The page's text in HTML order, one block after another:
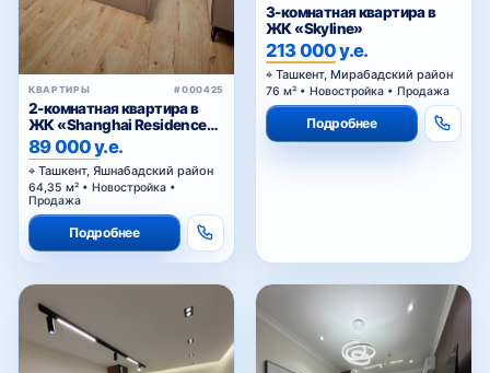
КВАРТИРЫ #000425
2-комнатная квартира в
ЖК «Shanghai Residence
(China House)»
89 000 у.е.
Ташкент, Яшнабадский район
64,35 м² • Новостройка •
Продажа
Подробнее
3-комнатная квартира в
ЖК «Skyline»
213 000 у.е.
Ташкент, Мирабадский район
76 м² • Новостройка • Продажа
Подробнее